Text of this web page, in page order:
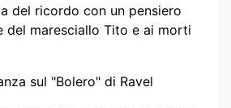
del ricordo con un pensiero
del maresciallo Tito e ai morti
sul "Bolero" di Ravel